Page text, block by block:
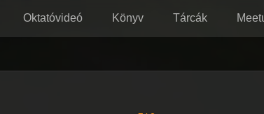
Oktatóvideó Könyv Tárcák